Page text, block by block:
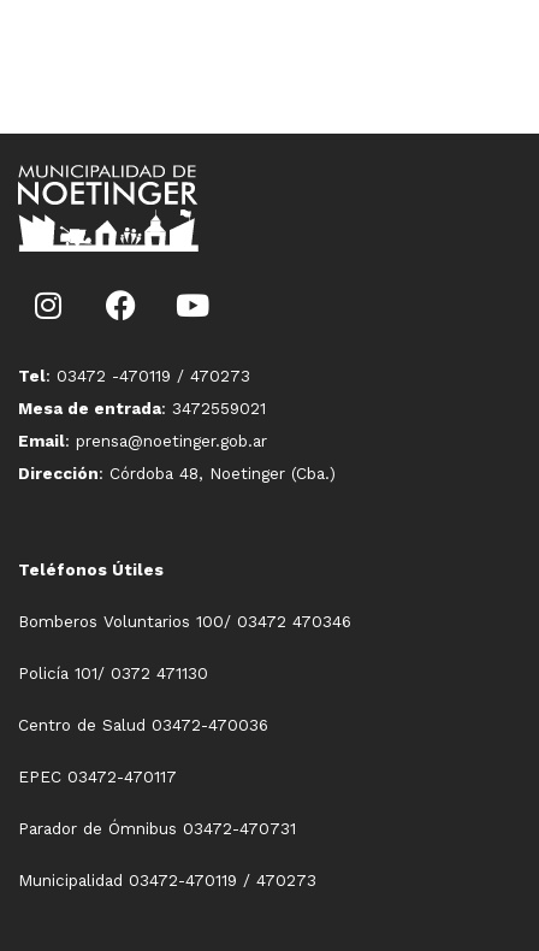
Tel: 03472 -470119 / 470273
Mesa de entrada: 3472559021
Email: prensa@noetinger.gob.ar
Dirección: Córdoba 48, Noetinger (Cba.)
Teléfonos Útiles
Bomberos Voluntarios 100/ 03472 470346
Policía 101/ 0372 471130
Centro de Salud 03472-470036
EPEC 03472-470117
Parador de Ómnibus 03472-470731
Municipalidad 03472-470119 / 470273